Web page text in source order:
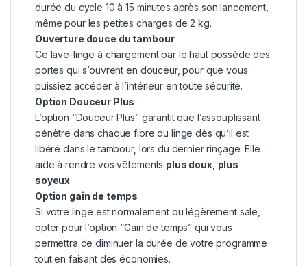
durée du cycle 10 à 15 minutes après son lancement,
même pour les petites charges de 2 kg.
Ouverture douce du tambour
Ce lave-linge à chargement par le haut possède des
portes qui s’ouvrent en douceur, pour que vous
puissiez accéder à l’intérieur en toute sécurité.
Option Douceur Plus
L’option “Douceur Plus” garantit que l’assouplissant
pénètre dans chaque fibre du linge dès qu’il est
libéré dans le tambour, lors du dernier rinçage. Elle
aide à rendre vos vêtements plus doux, plus
soyeux.
Option gain de temps
Si votre linge est normalement ou légèrement sale,
opter pour l’option “Gain de temps” qui vous
permettra de diminuer la durée de votre programme
tout en faisant des économies.